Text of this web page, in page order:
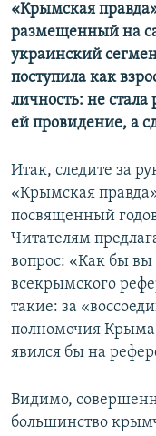
«Крымская
размещенный на
украинский
поступила как
личность: не стала
ей провидение, а
Итак, следите за
«Крымская
посвященный
Читателям
вопрос: «Как бы вы
всекрымского
такие: за
полномочия Крыма
явился бы на
Видимо,
большинство